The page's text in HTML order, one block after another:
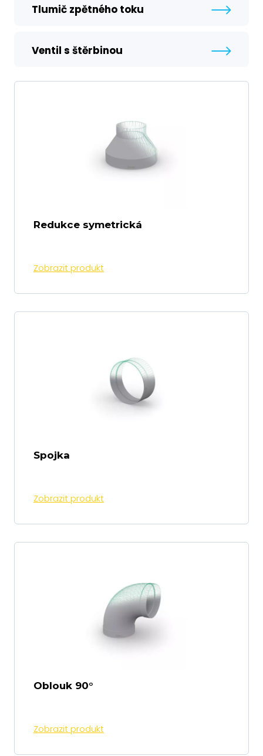
Tlumič zpětného toku
Ventil s štěrbinou
Redukce symetrická
Zobrazit produkt
Spojka
Zobrazit produkt
Oblouk 90°
Zobrazit produkt